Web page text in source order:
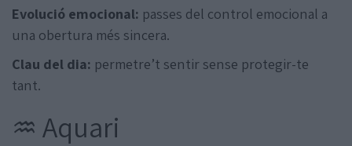
Evolució emocional: passes del control emocional a
una obertura més sincera.
Clau del dia: permetre’t sentir sense protegir-te
tant.
♒ Aquari